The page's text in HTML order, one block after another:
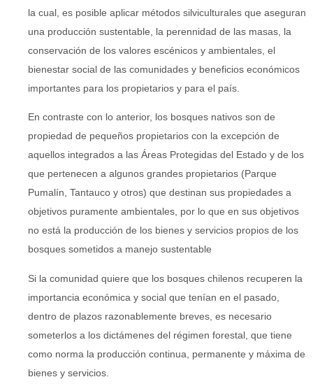
la cual, es posible aplicar métodos silviculturales que aseguran
una producción sustentable, la perennidad de las masas, la
conservación de los valores escénicos y ambientales, el
bienestar social de las comunidades y beneficios económicos
importantes para los propietarios y para el país.
En contraste con lo anterior, los bosques nativos son de
propiedad de pequeños propietarios con la excepción de
aquellos integrados a las Áreas Protegidas del Estado y de los
que pertenecen a algunos grandes propietarios (Parque
Pumalín, Tantauco y otros) que destinan sus propiedades a
objetivos puramente ambientales, por lo que en sus objetivos
no está la producción de los bienes y servicios propios de los
bosques sometidos a manejo sustentable
Si la comunidad quiere que los bosques chilenos recuperen la
importancia económica y social que tenían en el pasado,
dentro de plazos razonablemente breves, es necesario
someterlos a los dictámenes del régimen forestal, que tiene
como norma la producción continua, permanente y máxima de
bienes y servicios.